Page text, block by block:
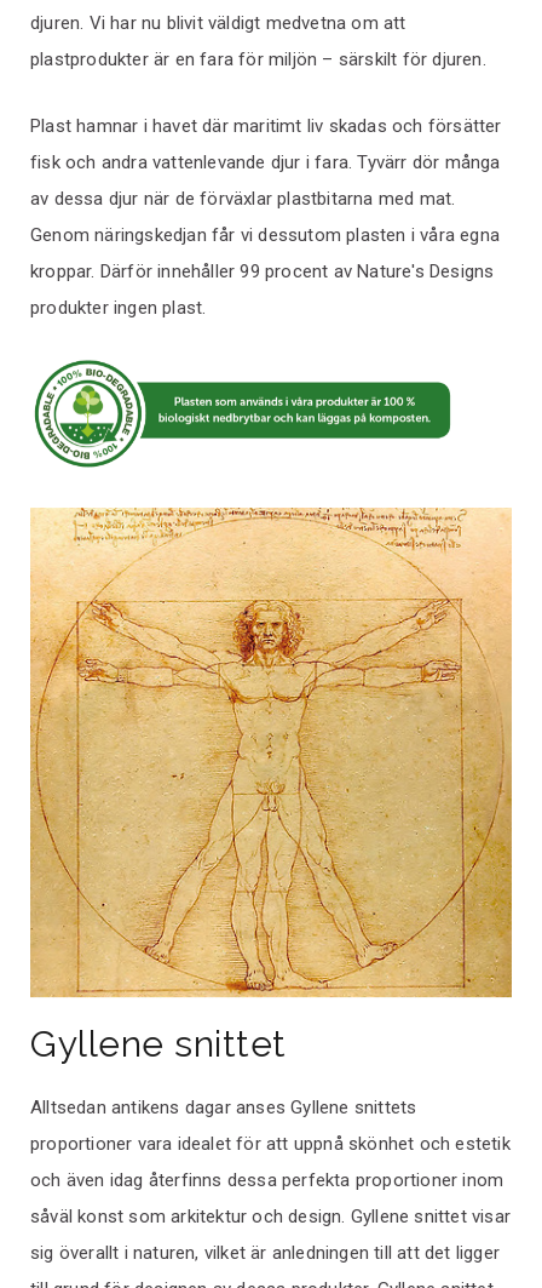
djuren. Vi har nu blivit väldigt medvetna om att
plastprodukter är en fara för miljön – särskilt för djuren.
Plast hamnar i havet där maritimt liv skadas och försätter
fisk och andra vattenlevande djur i fara. Tyvärr dör många
av dessa djur när de förväxlar plastbitarna med mat.
Genom näringskedjan får vi dessutom plasten i våra egna
kroppar. Därför innehåller 99 procent av Nature's Designs
produkter ingen plast.
Gyllene snittet
Alltsedan antikens dagar anses Gyllene snittets
proportioner vara idealet för att uppnå skönhet och estetik
och även idag återfinns dessa perfekta proportioner inom
såväl konst som arkitektur och design. Gyllene snittet visar
sig överallt i naturen, vilket är anledningen till att det ligger